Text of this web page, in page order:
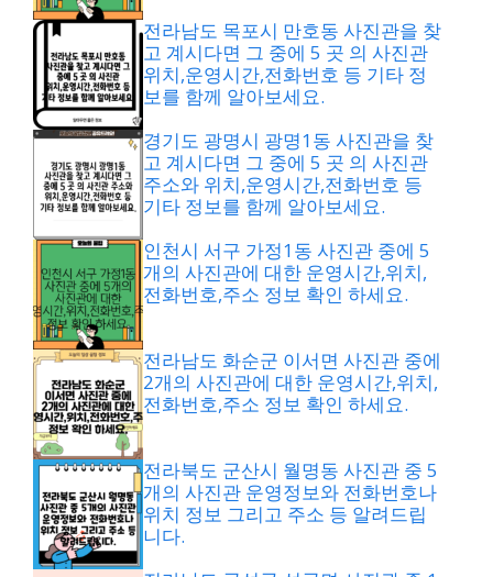
전라남도 목포시 만호동 사진관을 찾
고 계시다면 그 중에 5 곳 의 사진관
위치,운영시간,전화번호 등 기타 정
보를 함께 알아보세요.
경기도 광명시 광명1동 사진관을 찾
고 계시다면 그 중에 5 곳 의 사진관
주소와 위치,운영시간,전화번호 등
기타 정보를 함께 알아보세요.
인천시 서구 가정1동 사진관 중에 5
개의 사진관에 대한 운영시간,위치,
전화번호,주소 정보 확인 하세요.
전라남도 화순군 이서면 사진관 중에
2개의 사진관에 대한 운영시간,위치,
전화번호,주소 정보 확인 하세요.
전라북도 군산시 월명동 사진관 중 5
개의 사진관 운영정보와 전화번호나
위치 정보 그리고 주소 등 알려드립
니다.